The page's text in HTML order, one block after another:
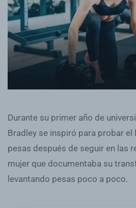
Durante su primer año de
Bradley se inspiró para probar el
pesas después de seguir en las
mujer que documentaba su
levantando pesas poco a poco.